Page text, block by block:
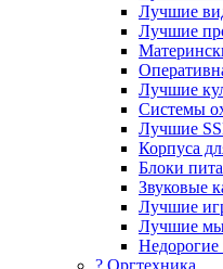
Лучшие
Лучшие
Лучшие
Системы
Лучшие
Корпуса
Блоки
Звуковые
Лучшие
Лучшие
?️ Оргтехника